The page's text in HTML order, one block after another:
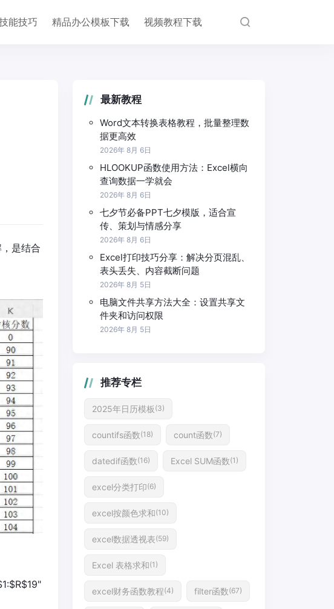
能技巧 精品办公模板下载 视频教程下载
是结合
最新教程
Word文本转换表格教程，批量整理数
据更高效
2026年 8月 6日
HLOOKUP函数使用方法：Excel横向
查询数据一学就会
2026年 8月 6日
七夕节必备PPT七夕模版，适合宣
传、策划与情感分享
2026年 8月 6日
Excel打印技巧分享：解决分页混乱、
表头丢失、内容截断问题
2026年 8月 5日
电脑文件共享方法大全：设置共享文
件夹和访问权限
2026年 8月 5日
推荐专栏
2025年日历模板 (3)
countifs函数(18) count函数(7)
datedif函数(16) Excel SUM函数(1)
excel分类打印(6)
excel按颜色求和(10)
excel数据透视表(59)
Excel 表格求和(1)
excel财务函数教程(4) filter函数(67)